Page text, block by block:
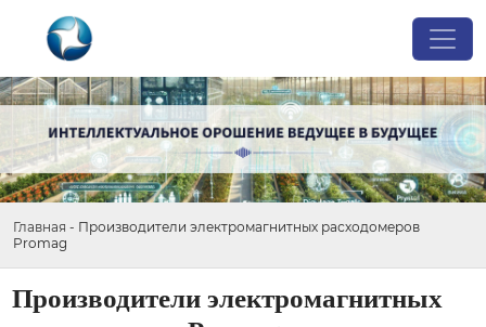
Главная - Производители электромагнитных расходомеров
Promag
Производители электромагнитных